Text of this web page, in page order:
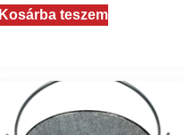
Kosárba teszem